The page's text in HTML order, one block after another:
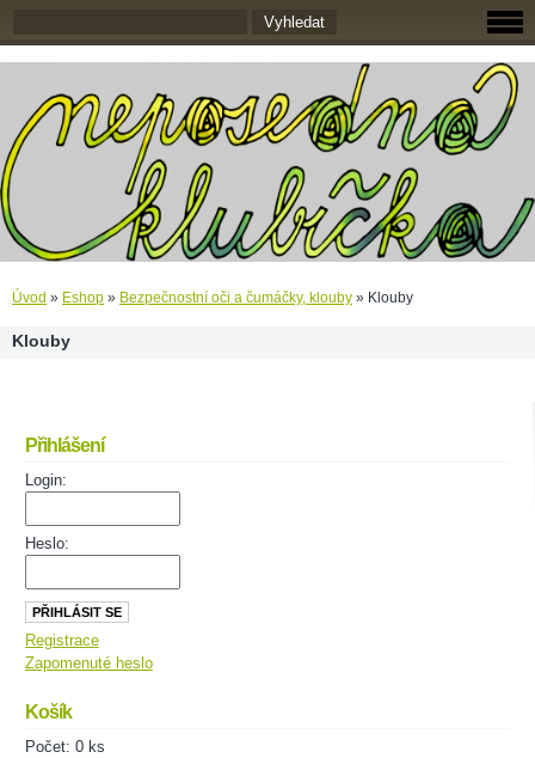
Úvod » Eshop » Bezpečnostní oči a čumáčky, klouby » Klouby
Klouby
Přihlášení
Login:
Heslo:
Registrace
Zapomenuté heslo
Košík
Počet: 0 ks